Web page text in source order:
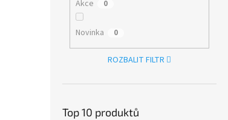
Akce 0
Novinka 0
ROZBALIT FILTR
Top 10 produktů